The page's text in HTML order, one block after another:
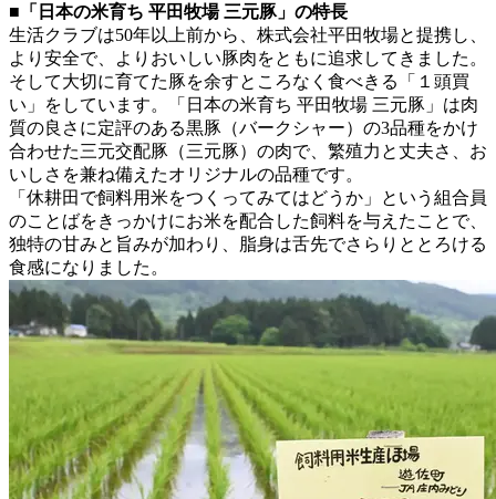
■「日本の米育ち 平田牧場 三元豚」の特長
生活クラブは50年以上前から、株式会社平田牧場と提携し、
より安全で、よりおいしい豚肉をともに追求してきました。
そして大切に育てた豚を余すところなく食べきる「１頭買
い」をしています。「日本の米育ち 平田牧場 三元豚」は肉
質の良さに定評のある黒豚（バークシャー）の3品種をかけ
合わせた三元交配豚（三元豚）の肉で、繁殖力と丈夫さ、お
いしさを兼ね備えたオリジナルの品種です。
「休耕田で飼料用米をつくってみてはどうか」という組合員
のことばをきっかけにお米を配合した飼料を与えたことで、
独特の甘みと旨みが加わり、脂身は舌先でさらりととろける
食感になりました。